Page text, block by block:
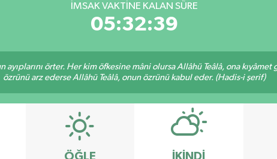
EURO
İMSAK VAKTINE KALAN SÜRE
05:32:39
ayıplarını örter. Her kim öfkesine mâni olursa Allâhü Teâlâ, ona
özrünü arz ederse Allâhü Teâlâ, onun özrünü kabul eder. (Hadis-i şerif)
ÖĞLE İKINDI